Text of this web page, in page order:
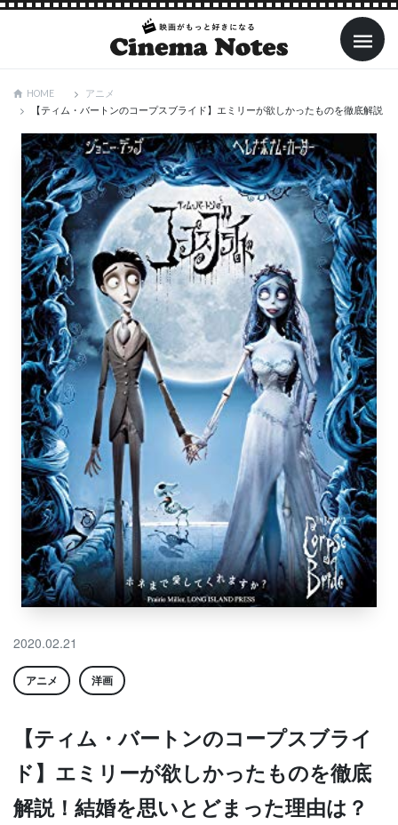
HOME
アニメ
【ティム・バートンのコープスブライド】エミリーが欲しかったものを徹底解説
2020.02.21
アニメ 洋画
【ティム・バートンのコープスブライ
ド】エミリーが欲しかったものを徹底
解説！結婚を思いとどまった理由は？